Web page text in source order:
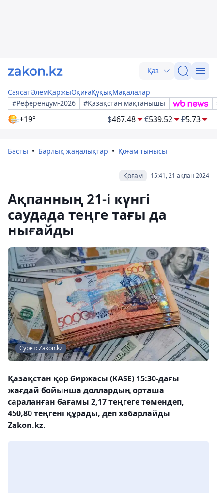
Қаз
СаясатӘлемҚаржыОқиғаҚұқықМақалалар
#Референдум-2026
#Қазақстан мақтанышы
+19° $467.48 €539.52 ₽5.73
Басты Барлық жаңалықтар Қоғам тынысы
15:41, 21 ақпан 2024
Қоғам
Ақпанның 21-і күнгі
саудада теңге тағы да
нығайды
Сурет: Zakon.kz
Қазақстан қор биржасы (KASE) 15:30-дағы
жағдай бойынша доллардың орташа
сараланған бағамы 2,17 теңгеге төмендеп,
450,80 теңгені құрады, деп хабарлайды
Zakon.kz.